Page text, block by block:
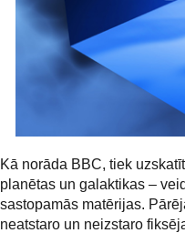
Kā norāda BBC, tiek
planētas un galaktikas –
sastopamās matērijas.
neatstaro un neizstaro